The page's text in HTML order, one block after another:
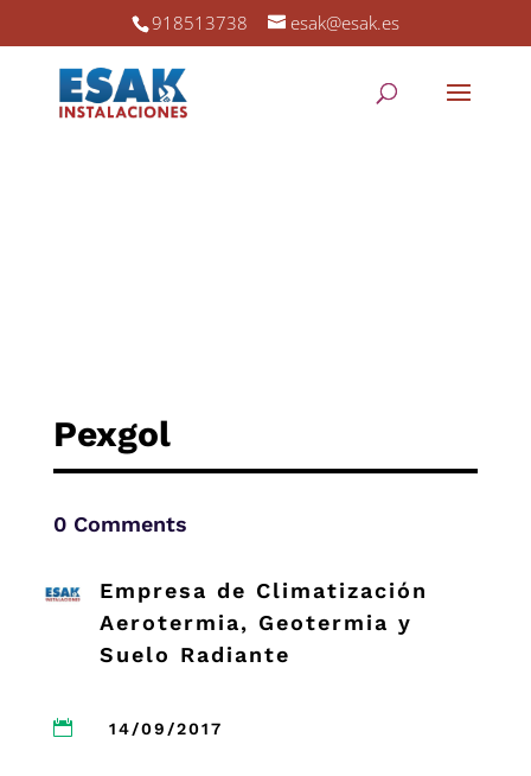
918513738 esak@esak.es
Pexgol
0 Comments
Empresa de Climatización
Aerotermia, Geotermia y
Suelo Radiante
 14/09/2017